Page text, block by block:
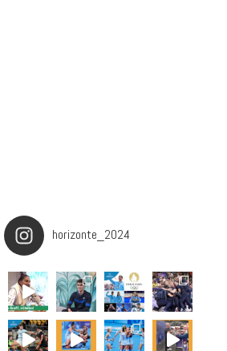
horizonte_2024